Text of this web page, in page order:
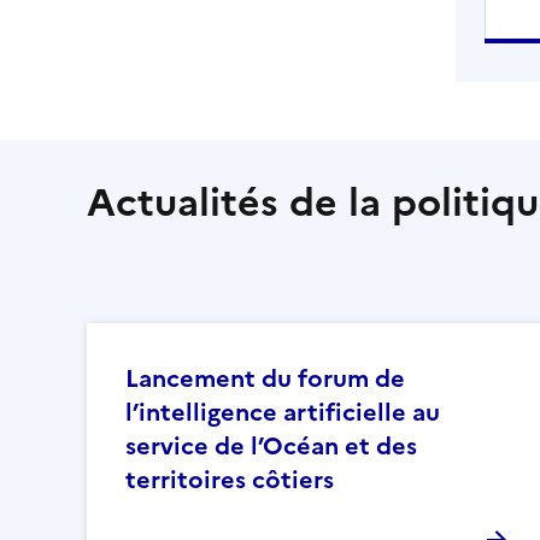
Actualités de la
Lancement du forum de
l’intelligence artificielle au
service de l’Océan et des
territoires côtiers